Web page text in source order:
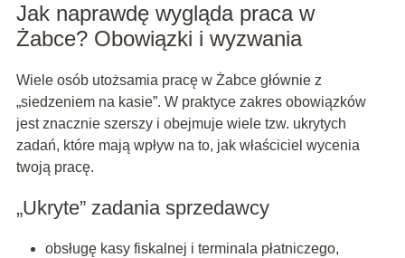
Jak naprawdę wygląda praca w
Żabce? Obowiązki i wyzwania
Wiele osób utożsamia pracę w Żabce głównie z
„siedzeniem na kasie”. W praktyce zakres obowiązków
jest znacznie szerszy i obejmuje wiele tzw. ukrytych
zadań, które mają wpływ na to, jak właściciel wycenia
twoją pracę.
„Ukryte” zadania sprzedawcy
obsługę kasy fiskalnej i terminala płatniczego,